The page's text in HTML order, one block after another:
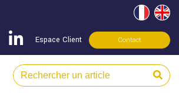
Espace Client Contact